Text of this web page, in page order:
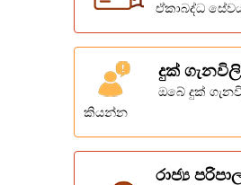
ඒකාබද්ධ
දුක් ගැනවිලි
ඔබේ දුක්
කියන්න
රාජ්‍ය